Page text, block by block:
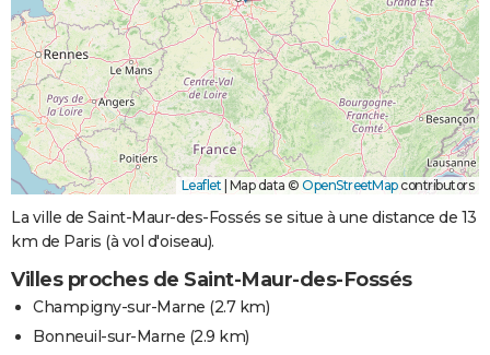
Leaflet Map data © OpenStreetMapcontributors
La ville de Saint-Maur-des-Fossés se situe à une distance de 13
km de Paris (à vol d'oiseau).
Villes proches de Saint-Maur-des-Fossés
Champigny-sur-Marne (2.7 km)
Bonneuil-sur-Marne (2.9 km)